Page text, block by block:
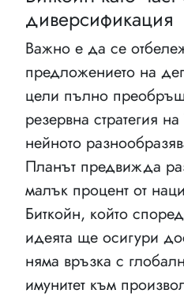
диверсификация
Важно е да се
предложението на
цели пълно
резервна стратегия
нейното
Планът предвижда
малък процент от
Биткойн, който
идеята ще осигури
няма връзка с
имунитет към